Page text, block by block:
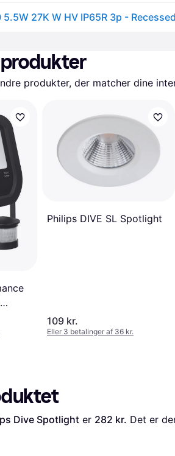
5.5W 27K W HV IP65R 3p -
produkter, der matcher dine
Philips DIVE SL Spotlight
109 kr.
Eller 3 betalinger af 36 kr.
Dive Spotlight er 282 kr. Det er